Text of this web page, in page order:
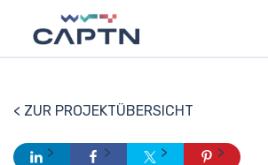
< ZUR PROJEKTÜBERSICHT